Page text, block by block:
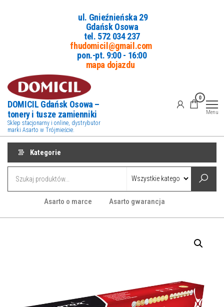
ul. Gnieźnieńska 29
Gdańsk Osowa
tel. 572 034 237
fhudomicil@gmail.com
pon.-pt. 9:00 - 16:00
mapa dojazdu
DOMICIL Gdańsk Osowa –
tonery i tusze zamienniki
Sklep stacjonarny i online, dystrybutor
marki Asarto w Trójmieście.
0
Menu
Kategorie
Asarto o marce Asarto gwarancja